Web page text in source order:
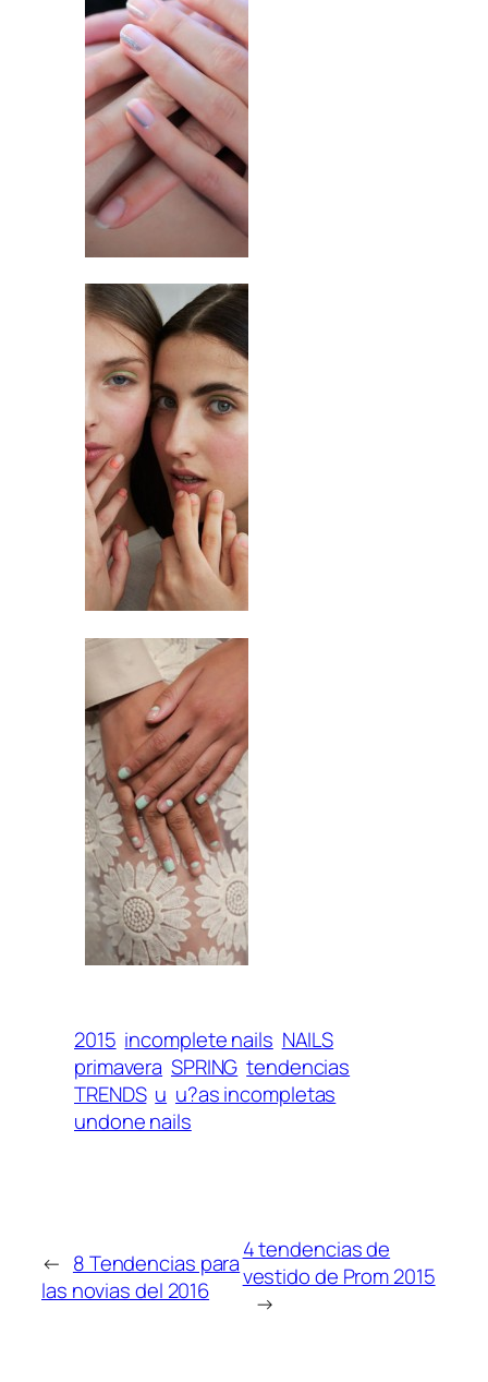
2015 incomplete nails NAILS
primavera SPRING tendencias
TRENDS u u?as incompletas
undone nails
← 8 Tendencias para
las novias del 2016
4 tendencias de
vestido de Prom 2015
→